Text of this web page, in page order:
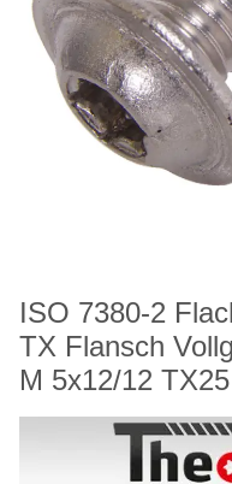
ISO 7380-2
TX Flansch
M 5x12/12